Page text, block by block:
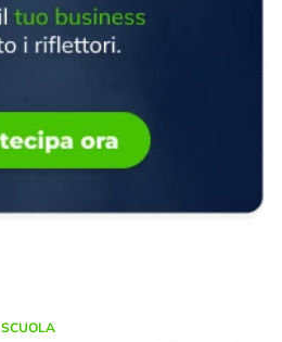
SCUOLA